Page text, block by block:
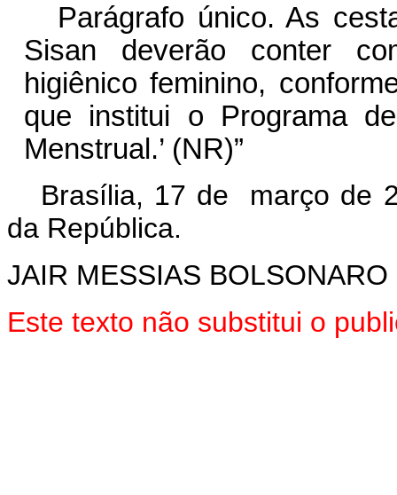
Parágrafo único. As
Sisan deverão conter
higiênico feminino,
que institui o Programa
Menstrual.’ (NR)”
Brasília, 17 de março de
da República.
JAIR MESSIAS BOLSONARO
Este texto não substitui o